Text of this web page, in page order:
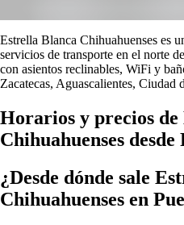
Estrella Blanca Chihuahuenses es
servicios de transporte en el norte
con asientos reclinables, WiFi y
Zacatecas, Aguascalientes,
Horarios y precios
Chihuahuenses
¿Desde dónde sale
Chihuahuenses en